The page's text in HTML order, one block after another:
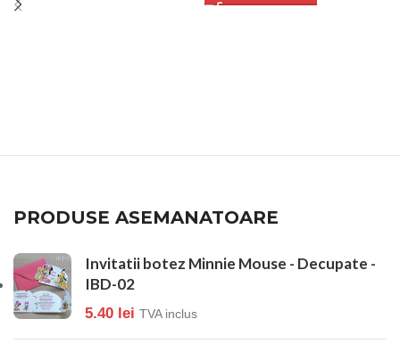
PRODUSE ASEMANATOARE
Invitatii botez Minnie Mouse - Decupate -
IBD-02
5.40 lei TVA inclus